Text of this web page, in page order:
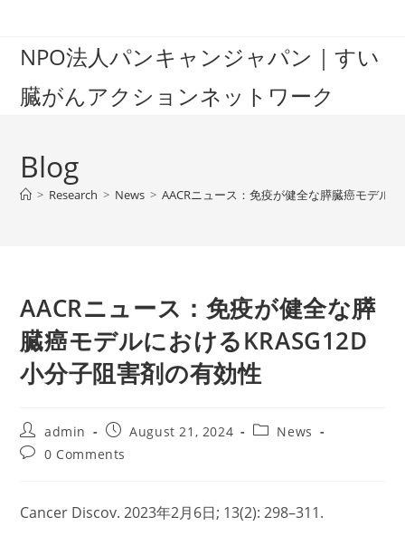
contentNPO法人パンキャンジャパン｜すい
臓がんアクションネットワーク
Blog
> Research > News > AACRニュース：免疫が健全な膵臓癌モデル
AACRニュース：免疫が健全な膵
臓癌モデルにおけるKRASG12D
小分子阻害剤の有効性
Post
author:
admin
Post
published:
August 21, 2024
PostNews
Post0 Comments
Cancer Discov. 2023年2月6日; 13(2): 298–311.